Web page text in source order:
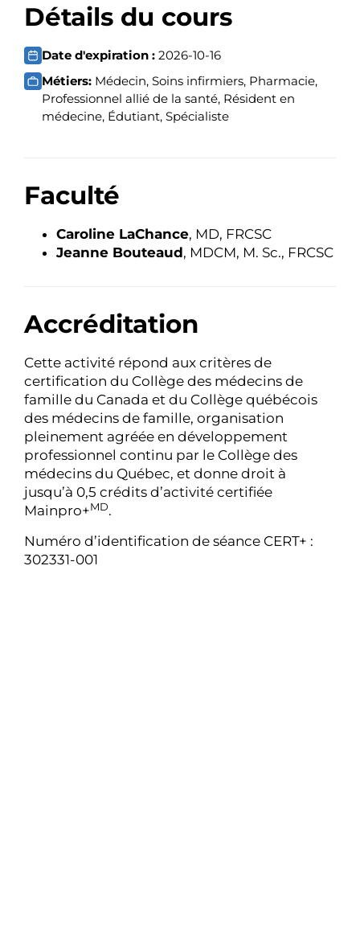
Détails du cours
Date d'expiration : 2026-10-16
Métiers: Médecin, Soins infirmiers, Pharmacie,
Professionnel allié de la santé, Résident en
médecine, Édutiant, Spécialiste
Faculté
Caroline LaChance, MD, FRCSC
Jeanne Bouteaud, MDCM, M. Sc., FRCSC
Accréditation
Cette activité répond aux critères de
certification du Collège des médecins de
famille du Canada et du Collège québécois
des médecins de famille, organisation
pleinement agréée en développement
professionnel continu par le Collège des
médecins du Québec, et donne droit à
jusqu’à 0,5 crédits d’activité certifiée
Mainpro+MD.
Numéro d’identification de séance CERT+ :
302331-001